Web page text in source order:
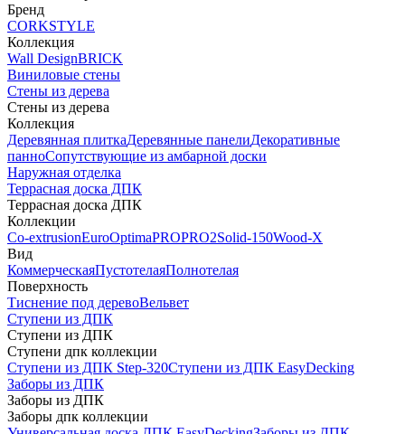
Бренд
CORKSTYLE
Коллекция
Wall DesignBRICK
Виниловые стены
Стены из дерева
Стены из дерева
Коллекция
Деревянная плиткаДеревянные панелиДекоративные
панноСопутствующие из амбарной доски
Наружная отделка
Террасная доска ДПК
Террасная доска ДПК
Коллекции
Co-extrusionEuroOptimaPROPRO2Solid-150Wood-X
Вид
КоммерческаяПустотелаяПолнотелая
Поверхность
Тиснение под деревоВельвет
Ступени из ДПК
Ступени из ДПК
Ступени дпк коллекции
Ступени из ДПК Step-320Ступени из ДПК EasyDecking
Заборы из ДПК
Заборы из ДПК
Заборы дпк коллекции